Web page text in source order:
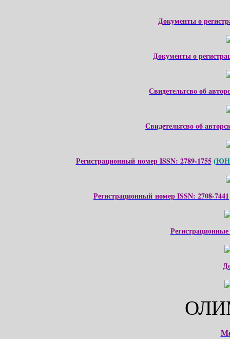
Документы о
Документы о
Свидетельтсво об
Свидетельтсво об
Регистрационный номер ISSN: 2789-1755 (
Регистрационный номер ISSN: 2708-7441